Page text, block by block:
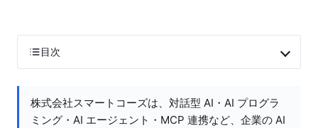
目次
株式会社スマートコーズは、対話型 AI・AI プログラ
ミング・AI エージェント・MCP 連携など、企業の AI